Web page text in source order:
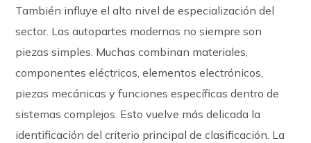
También influye el alto nivel de especialización del
sector. Las autopartes modernas no siempre son
piezas simples. Muchas combinan materiales,
componentes eléctricos, elementos electrónicos,
piezas mecánicas y funciones específicas dentro de
sistemas complejos. Esto vuelve más delicada la
identificación del criterio principal de clasificación. La